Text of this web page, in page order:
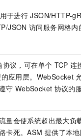
用于进行 JSON/HTTP-
JSON 访问服务网格内
议，可在单个 TCP 连
应用层。WebSocket
守 WebSocket 协议的
量会使系统超出最大负
卡死。ASM 提供了本